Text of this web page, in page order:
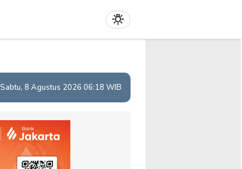
Sabtu, 8 Agustus 2026 06:18 WIB